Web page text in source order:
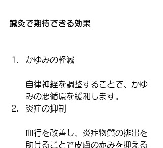
鍼灸で期待できる効果
かゆみの軽減
自律神経を調整することで、かゆ
みの悪循環を緩和します。
炎症の抑制
血行を改善し、炎症物質の排出を
助けることで皮膚の赤みを抑える